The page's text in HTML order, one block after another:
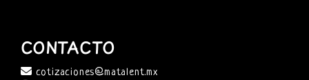
CONTACTO
cotizaciones@matalent.mx